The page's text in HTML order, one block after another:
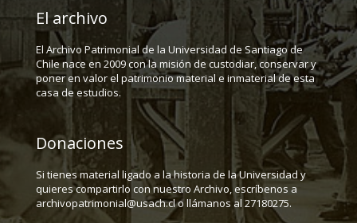
El archivo
El Archivo Patrimonial de la Universidad de Santiago de
Chile nace en 2009 con la misión de custodiar, conservar y
poner en valor el patrimonio material e inmaterial de esta
casa de estudios.
Donaciones
Si tienes material ligado a la historia de la Universidad y
quieres compartirlo con nuestro Archivo, escríbenos a
archivopatrimonial@usach.cl o llámanos al 27180275.